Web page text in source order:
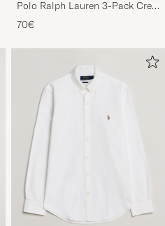
Polo Ralph Lauren 3-Pack Crew
Neck T-Shirt Navy/Light
Navy/Elite Blue
70€